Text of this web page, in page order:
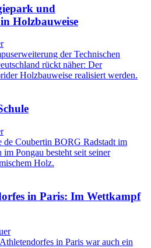
und
Holzbauweise
der Technischen
rückt näher: Der
Holzbauweise realisiert werden.
de Coubertin BORG Radstadt im
Pongau besteht seit seiner
Holz.
in Paris: Im Wettkampf
in Paris war auch ein